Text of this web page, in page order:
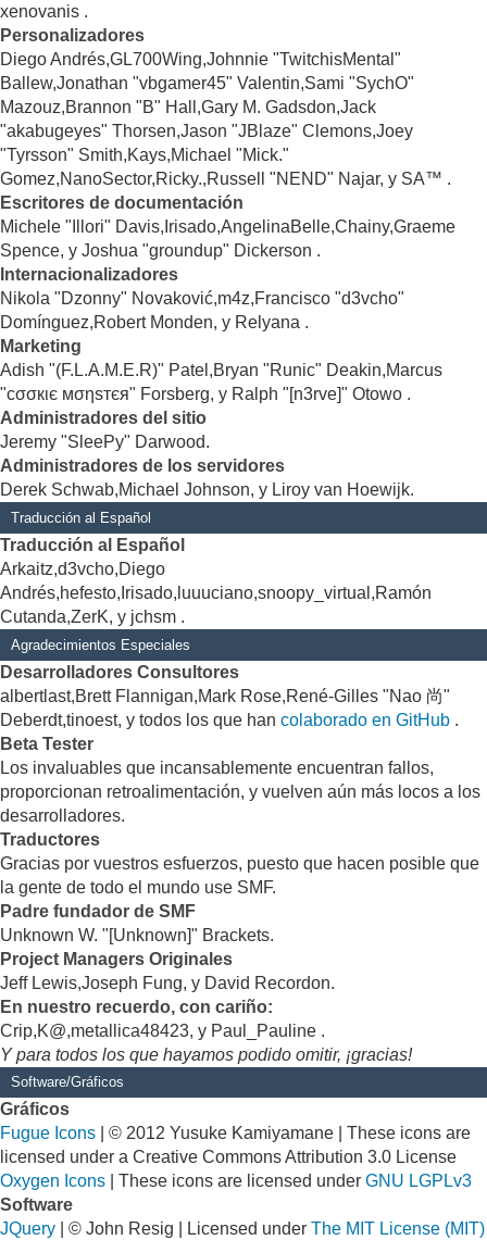
xenovanis .
Personalizadores
Diego Andrés,GL700Wing,Johnnie "TwitchisMental"
Ballew,Jonathan "vbgamer45" Valentin,Sami "SychO"
Mazouz,Brannon "B" Hall,Gary M. Gadsdon,Jack
"akabugeyes" Thorsen,Jason "JBlaze" Clemons,Joey
"Tyrsson" Smith,Kays,Michael "Mick."
Gomez,NanoSector,Ricky.,Russell "NEND" Najar, y SA™ .
Escritores de documentación
Michele "Illori" Davis,Irisado,AngelinaBelle,Chainy,Graeme
Spence, y Joshua "groundup" Dickerson .
Internacionalizadores
Nikola "Dzonny" Novaković,m4z,Francisco "d3vcho"
Domínguez,Robert Monden, y Relyana .
Marketing
Adish "(F.L.A.M.E.R)" Patel,Bryan "Runic" Deakin,Marcus
"cσσкιє мσηѕтєя" Forsberg, y Ralph "[n3rve]" Otowo .
Administradores del sitio
Jeremy "SleePy" Darwood.
Administradores de los servidores
Derek Schwab,Michael Johnson, y Liroy van Hoewijk.
Traducción al Español
Traducción al Español
Arkaitz,d3vcho,Diego
Andrés,hefesto,Irisado,luuuciano,snoopy_virtual,Ramón
Cutanda,ZerK, y jchsm .
Agradecimientos Especiales
Desarrolladores Consultores
albertlast,Brett Flannigan,Mark Rose,René-Gilles "Nao 尚"
Deberdt,tinoest, y todos los que han colaborado en GitHub .
Beta Tester
Los invaluables que incansablemente encuentran fallos,
proporcionan retroalimentación, y vuelven aún más locos a los
desarrolladores.
Traductores
Gracias por vuestros esfuerzos, puesto que hacen posible que
la gente de todo el mundo use SMF.
Padre fundador de SMF
Unknown W. "[Unknown]" Brackets.
Project Managers Originales
Jeff Lewis,Joseph Fung, y David Recordon.
En nuestro recuerdo, con cariño:
Crip,K@,metallica48423, y Paul_Pauline .
Y para todos los que hayamos podido omitir, ¡gracias!
Software/Gráficos
Gráficos
Fugue Icons | © 2012 Yusuke Kamiyamane | These icons are
licensed under a Creative Commons Attribution 3.0 License
Oxygen Icons | These icons are licensed under GNU LGPLv3
Software
JQuery | © John Resig | Licensed under The MIT License (MIT)